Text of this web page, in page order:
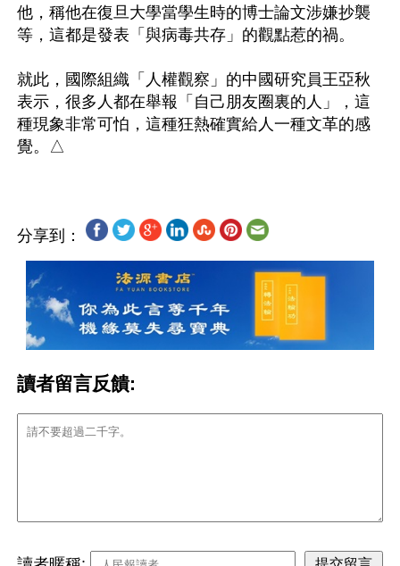
他，稱他在復旦大學當學生時的博士論文涉嫌抄襲
等，這都是發表「與病毒共存」的觀點惹的禍。
就此，國際組織「人權觀察」的中國研究員王亞秋
表示，很多人都在舉報「自己朋友圈裏的人」，這
種現象非常可怕，這種狂熱確實給人一種文革的感
分享到：
讀者留言反饋: